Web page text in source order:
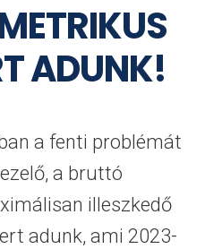
ADUNK!
a fenti problémát
a bruttó
illeszkedő
adunk, ami 2023-